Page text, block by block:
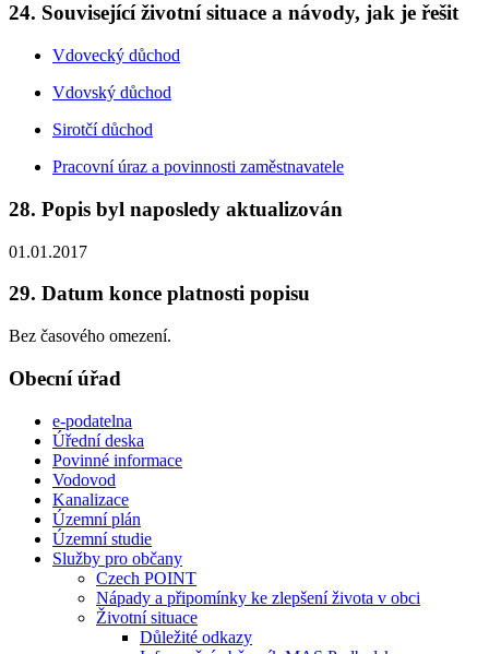
24. Související životní situace a návody, jak je řešit
Vdovecký důchod
Vdovský důchod
Sirotčí důchod
Pracovní úraz a povinnosti zaměstnavatele
28. Popis byl naposledy aktualizován
01.01.2017
29. Datum konce platnosti popisu
Bez časového omezení.
Obecní úřad
e-podatelna
Úřední deska
Povinné informace
Vodovod
Kanalizace
Územní plán
Územní studie
Služby pro občany
Czech POINT
Nápady a připomínky ke zlepšení života v obci
Životní situace
Důležité odkazy